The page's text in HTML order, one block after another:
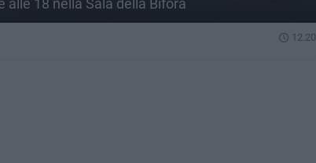
18 nella Sala della Bifora
12.20